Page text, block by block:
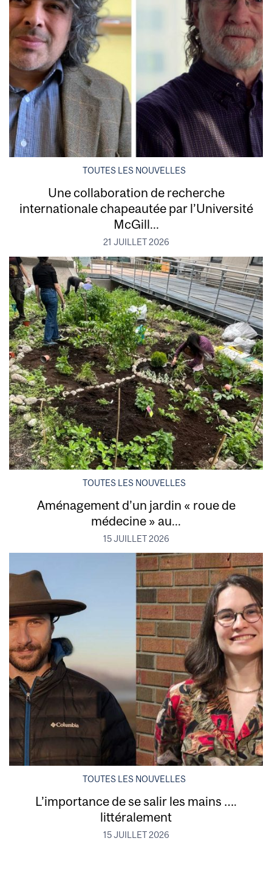
TOUTES LES NOUVELLES
Une collaboration de recherche
internationale chapeautée par l’Université
McGill...
21 JUILLET 2026
TOUTES LES NOUVELLES
Aménagement d’un jardin « roue de
médecine » au...
15 JUILLET 2026
TOUTES LES NOUVELLES
L’importance de se salir les mains ….
littéralement
15 JUILLET 2026